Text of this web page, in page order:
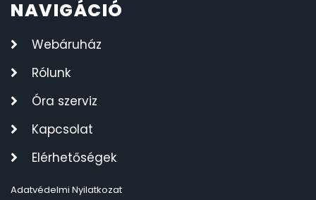
NAVIGÁCIÓ
Webáruház
Rólunk
Óra szerviz
Kapcsolat
Elérhetőségek
Adatvédelmi Nyilatkozat